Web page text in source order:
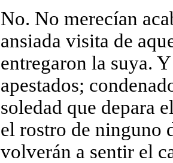
No. No merecían
ansiada visita de
entregaron la suya.
apestados;
soledad que depara
el rostro de ninguno
volverán a sentir el